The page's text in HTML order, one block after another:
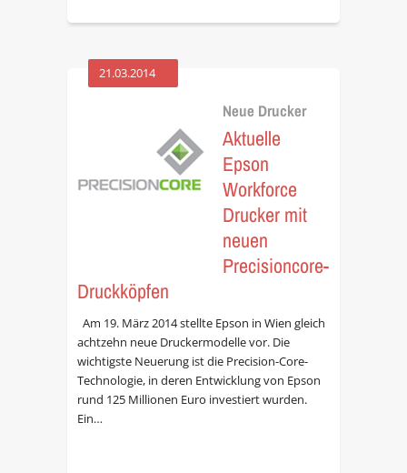
21.03.2014
Neue Drucker
Aktuelle
Epson
Workforce
Drucker mit
neuen
Precisioncore-
Druckköpfen
Am 19. März 2014 stellte Epson in Wien gleich
achtzehn neue Druckermodelle vor. Die
wichtigste Neuerung ist die Precision-Core-
Technologie, in deren Entwicklung von Epson
rund 125 Millionen Euro investiert wurden.
Ein…